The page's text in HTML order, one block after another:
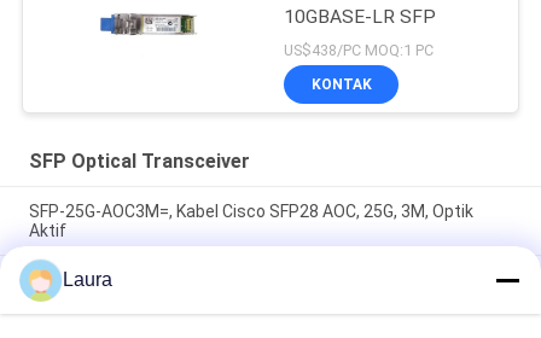
10GBASE-LR SFP
US$438/PC MOQ:1 PC
KONTAK
SFP Optical Transceiver
SFP-25G-AOC3M=, Kabel Cisco SFP28 AOC, 25G, 3M, Optik
Aktif
SFP-25G-AOC5M=, Kabel Cisco SFP28 AOC, Panjang
25Gbps/Optik Aktif/5M
Laura